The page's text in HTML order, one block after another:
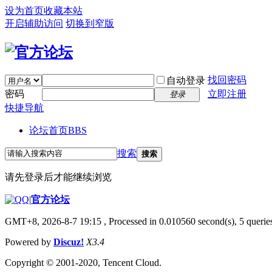
设为首页收藏本站
开启辅助访问 切换到窄版
自动登录 找回密码
密码
登录
立即注册
快捷导航
论坛首页BBS
搜索 搜索
请先登录后才能继续浏览
|官方论坛
GMT+8, 2026-8-7 19:15 , Processed in 0.010560 second(s), 5
Powered by Discuz! X3.4
Copyright © 2001-2020, Tencent Cloud.